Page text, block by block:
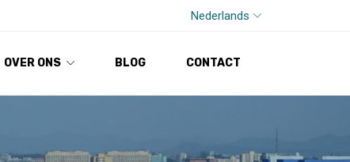
Nederlands
OVER ONS BLOG CONTACT